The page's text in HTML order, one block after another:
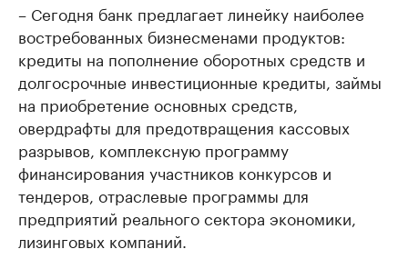
– Сегодня банк предлагает линейку наиболее
востребованных бизнесменами продуктов:
кредиты на пополнение оборотных средств и
долгосрочные инвестиционные кредиты, займы
на приобретение основных средств,
овердрафты для предотвращения кассовых
разрывов, комплексную программу
финансирования участников конкурсов и
тендеров, отраслевые программы для
предприятий реального сектора экономики,
лизинговых компаний.